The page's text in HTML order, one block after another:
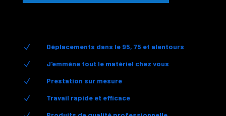
N Déplacements dans le 95, 75 et alentours
N J'emmène tout le matériel chez vous
N Prestation sur mesure
N Travail rapide et efficace